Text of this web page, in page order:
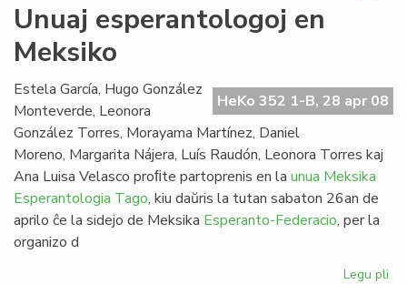
Unuaj esperantologoj en
Meksiko
HeKo 352 1-B, 28 apr 08
Estela García, Hugo González
Monteverde, Leonora
González Torres, Morayama Martínez, Daniel
Moreno, Margarita Nájera, Luís Raudón, Leonora Torres kaj
Ana Luisa Velasco proﬁte partoprenis en la unua Meksika
Esperantologia Tago, kiu daŭris la tutan sabaton 26an de
aprilo ĉe la sidejo de Meksika Esperanto-Federacio, per la
organizo d
Legu pli